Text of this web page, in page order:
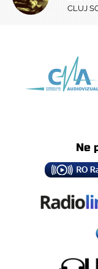
CLUJ
Ne